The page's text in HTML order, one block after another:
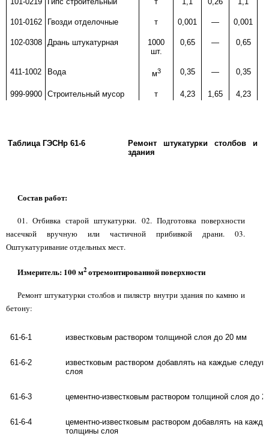
101-0162 Гвозди отделочные т 0,001 — 0,001
102-0308 Дрань штукатурная
1000
шт.
0,65 — 0,65
411-1002 Вода м3 0,35 — 0,35
999-9900 Строительный мусор т 4,23 1,65 4,23
Таблица ГЭСНр 61-6
Ремонт штукатурки столбов и
здания
Состав работ:
01. Отбивка старой штукатурки. 02. Подготовка поверхности
насечкой вручную или частичной прибивкой драни. 03.
Оштукатуривание отдельных мест.
Измеритель: 100 м2отремонтированной поверхности
Ремонт штукатурки столбов и пилястр внутри здания по камню и
бетону:
61-6-1 известковым раствором толщиной слоя до 20 мм
61-6-2
известковым раствором добавлять на каждые
слоя
61-6-3 цементно-известковым раствором толщиной слоя до
61-6-4
цементно-известковым раствором добавлять на
толщины слоя